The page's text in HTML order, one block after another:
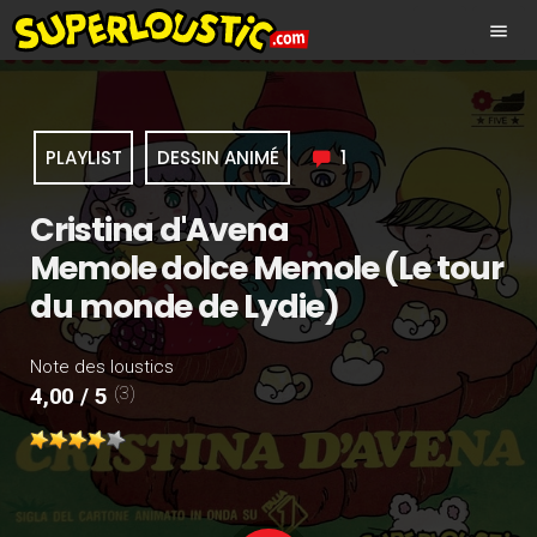
menu
PLAYLIST DESSIN ANIMÉ 1
Cristina d'Avena
Memole dolce Memole (Le tour
du monde de Lydie)
Note des loustics
4,00 / 5 (3)